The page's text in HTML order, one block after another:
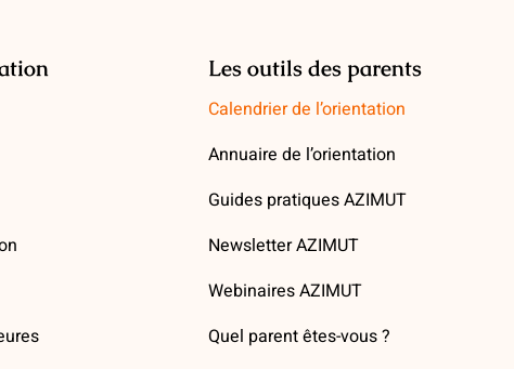
Les outils des parents
Calendrier de l’orientation
Annuaire de l’orientation
Guides pratiques AZIMUT
Newsletter AZIMUT
Webinaires AZIMUT
Quel parent êtes-vous ?